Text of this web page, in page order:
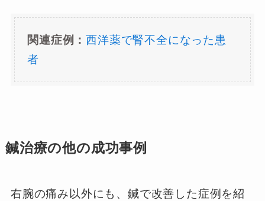
関連症例：西洋薬で腎不全になった患
者
鍼治療の他の成功事例
右腕の痛み以外にも、鍼で改善した症例を紹